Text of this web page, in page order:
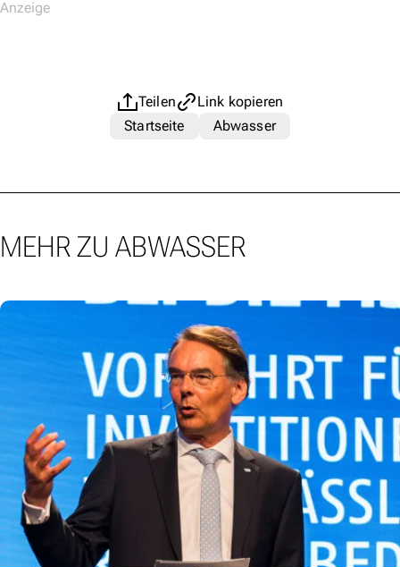
Teilen
Link kopieren
Startseite
Abwasser
MEHR ZU ABWASSER